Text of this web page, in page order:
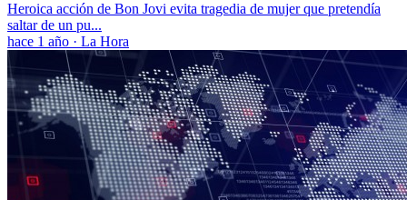
Heroica acción de Bon Jovi evita tragedia de mujer que pretendía
saltar de un pu...
hace 1 año · La Hora